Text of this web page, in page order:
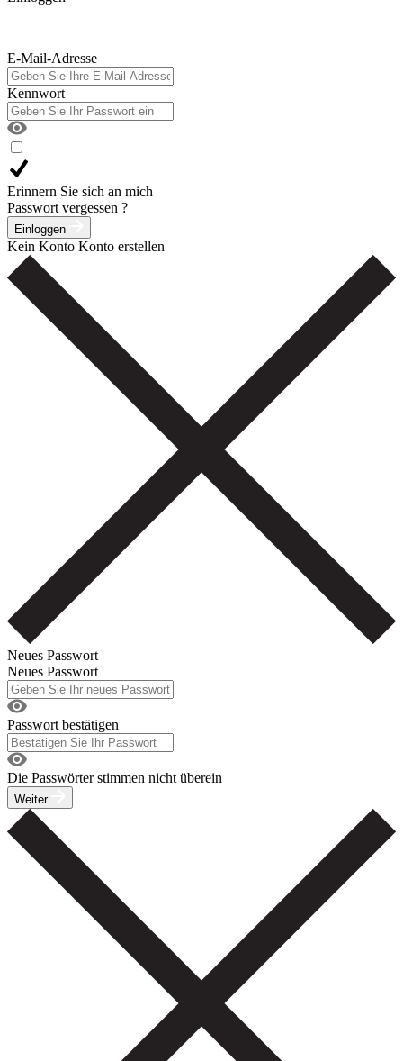
E-Mail-Adresse
Kennwort
Erinnern Sie sich an mich
Passwort vergessen ?
Einloggen
Kein Konto Konto erstellen
Neues Passwort
Neues Passwort
Passwort bestätigen
Die Passwörter stimmen nicht überein
Weiter